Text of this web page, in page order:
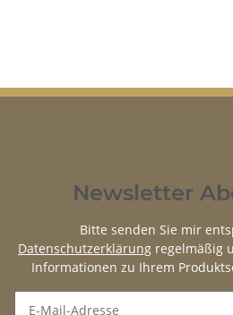
Newsletter
Bitte senden Sie mir
Datenschutzerklärung regelmäßig
Informationen zu Ihrem